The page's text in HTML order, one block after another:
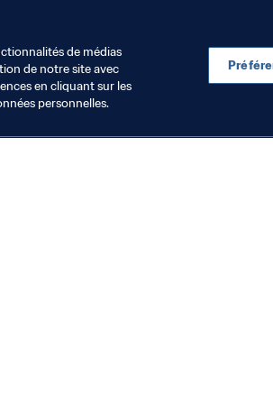
de médias
de notre site avec
en cliquant sur les
personnelles.